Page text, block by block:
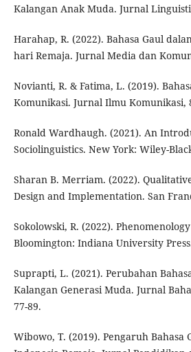
Kalangan Anak Muda. Jurnal
Harahap, R. (2022). Bahasa Gaul
hari Remaja. Jurnal Media dan
Novianti, R. & Fatima, L. (2019).
Komunikasi. Jurnal Ilmu Komunikasi,
Ronald Wardhaugh. (2021). An
Sociolinguistics. New York: Wiley-
Sharan B. Merriam. (2022).
Design and Implementation. San
Sokolowski, R. (2022).
Bloomington: Indiana University
Suprapti, L. (2021). Perubahan
Kalangan Generasi Muda. Jurnal
77-89.
Wibowo, T. (2019). Pengaruh Bahasa